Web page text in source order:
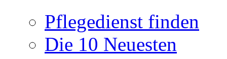
Pflegedienst finden
Die 10 Neuesten